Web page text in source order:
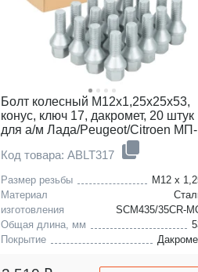
Болт колесный M12x1,25x25x53,
конус, ключ 17, дакромет, 20 штук
для а/м Лада/Peugeot/Citroen МП-
Код товара: ABLT317
Размер резьбы
M12 x
Материал
изготовления
SCM435/35CR-
Общая длина, мм
Покрытие
ds
c-